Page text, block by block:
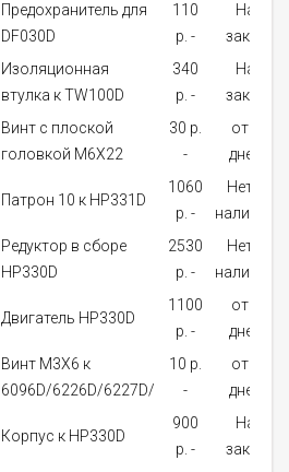
Предохранитель для
DF030D
110
p. -
На
заказ
Изоляционная
втулка к TW100D
340
p. -
На
заказ
Винт с плоской
головкой M6X22
30 p.
-
от 5
дней
Патрон 10 к HP331D
1060
p. -
Нет в
наличии
Редуктор в сборе
HP330D
2530
p. -
Нет в
наличии
Двигатель HP330D
1100
p. -
от 5
дней
Винт M3X6 к
6096D/6226D/6227D/
10 p.
-
от 5
дней
Корпус к HP330D
900
p. -
На
заказ